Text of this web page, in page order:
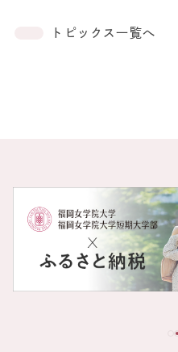
トピックス一覧へ